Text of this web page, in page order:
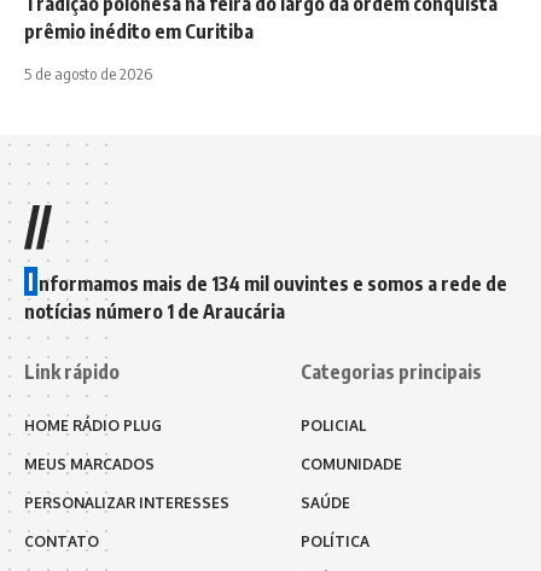
prêmio inédito em Curitiba
5 de agosto de 2026
//
I nformamos mais de 134 mil ouvintes e somos a rede de
notícias número 1 de Araucária
Link rápido
HOME RÁDIO PLUG
MEUS MARCADOS
PERSONALIZAR INTERESSES
CONTATO
Categorias principais
POLICIAL
COMUNIDADE
SAÚDE
POLÍTICA